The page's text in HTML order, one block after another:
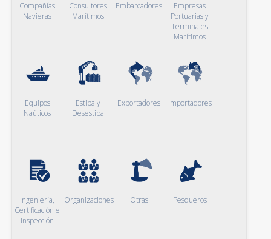
Compañías
Navieras
Consultores
Marítimos
Embarcadores
Empresas
Portuarias y
Terminales
Marítimos
Equipos
Naúticos
Estiba y
Desestiba
Exportadores Importadores
Ingeniería,
Certificación e
Inspección
Organizaciones Otras Pesqueros